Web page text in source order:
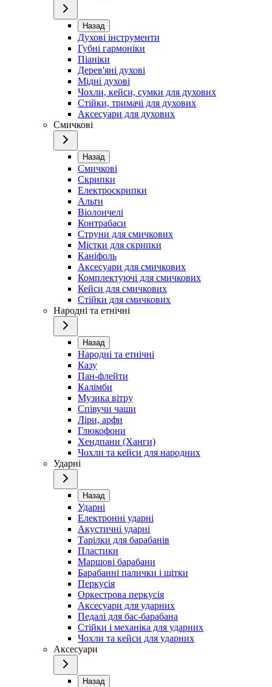
Назад
Духові інструменти
Губні гармоніки
Піаніки
Дерев'яні духові
Мідні духові
Чохли, кейси, сумки для духових
Стійки, тримачі для духових
Аксесуари для духових
Смичкові
Назад
Смичкові
Скрипки
Електроскрипки
Альти
Віолончелі
Контрабаси
Струни для смичкових
Містки для скрипки
Каніфоль
Аксесуари для смичкових
Комплектуючі для смичкових
Кейси для смичкових
Стійки для смичкових
Народні та етнічні
Назад
Народні та етнічні
Казу
Пан-флейти
Калімби
Музика вітру
Співучи чаши
Ліри, арфи
Глюкофони
Хендпани (Ханги)
Чохли та кейси для народних
Ударні
Назад
Ударні
Електронні ударні
Акустичні ударні
Тарілки для барабанів
Пластики
Маршові барабани
Барабанні палички і щітки
Перкусія
Оркестрова перкусія
Аксесуари для ударних
Педалі для бас-барабана
Стійки і механіка для ударних
Чохли та кейси для ударних
Аксесуари
Назад